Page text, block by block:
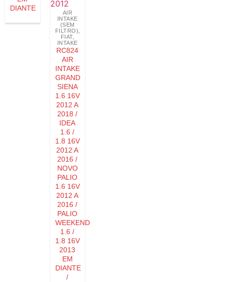
DIANTE
AIR
INTAKE
(SEM
FILTRO)
FIAT,
INTAKE
RC824
AIR
INTAKE
GRAND
SIENA
1.6 16V
2012 A
2018 /
IDEA
1.6 /
1.8 16V
2012 A
2016 /
NOVO
PALIO
1.6 16V
2012 A
2016 /
PALIO
WEEKEND
1.6 /
1.8 16V
2013
EM
DIANTE
/